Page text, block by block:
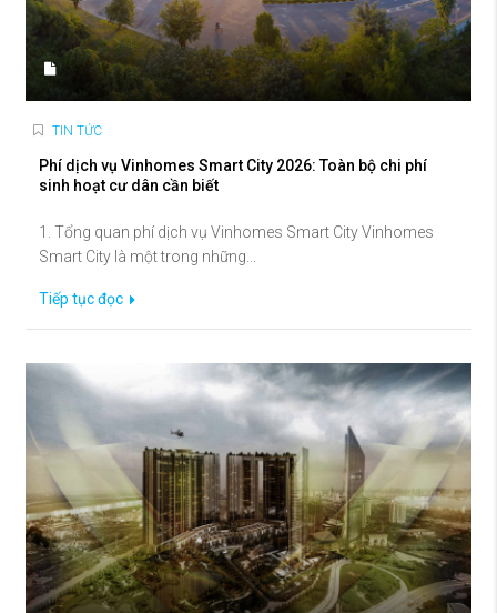
TIN TỨC
Phí dịch vụ Vinhomes Smart City 2026: Toàn bộ chi phí
sinh hoạt cư dân cần biết
1. Tổng quan phí dịch vụ Vinhomes Smart City Vinhomes
Smart City là một trong những...
Tiếp tục đọc